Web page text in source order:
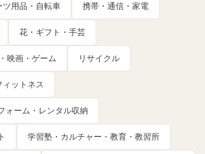
ツ用品・自転車 携帯・通信・家電
花・ギフト・手芸
映画・ゲーム リサイクル
ットネス
ォーム・レンタル収納
学習塾・カルチャー・教育・教習所